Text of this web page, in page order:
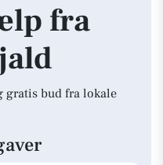
fra
gratis bud fra lokale